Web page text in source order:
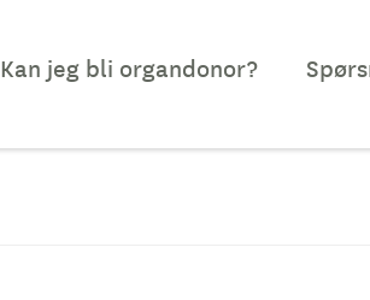
Kan jeg bli organdonor?